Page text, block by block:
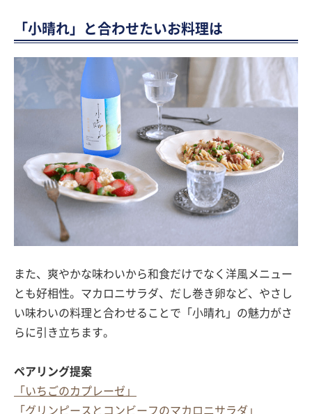
「小晴れ」と合わせたいお料理は
また、爽やかな味わいから和食だけでなく洋風メニュー
とも好相性。マカロニサラダ、だし巻き卵など、やさし
い味わいの料理と合わせることで「小晴れ」の魅力がさ
らに引き立ちます。
ペアリング提案
「いちごのカプレーゼ」
「グリンピースとコンビーフのマカロニサラダ」